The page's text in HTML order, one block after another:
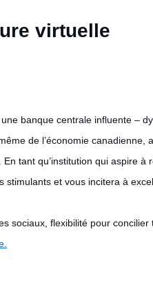
virtuelle
banque centrale influente
de l’économie
tant qu’institution qui aspire
stimulants et vous incitera à
sociaux, flexibilité pour